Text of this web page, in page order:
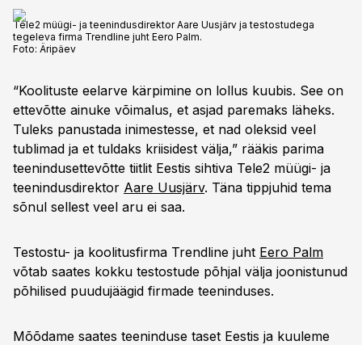
Tele2 müügi- ja teenindusdirektor Aare Uusjärv ja testostudega
tegeleva firma Trendline juht Eero Palm.
Foto: Äripäev
“Koolituste eelarve kärpimine on lollus kuubis. See on
ettevõtte ainuke võimalus, et asjad paremaks läheks.
Tuleks panustada inimestesse, et nad oleksid veel
tublimad ja et tuldaks kriisidest välja,” rääkis parima
teenindusettevõtte tiitlit Eestis sihtiva Tele2 müügi- ja
teenindusdirektor Aare Uusjärv. Täna tippjuhid tema
sõnul sellest veel aru ei saa.
Testostu- ja koolitusfirma Trendline juht Eero Palm
võtab saates kokku testostude põhjal välja joonistunud
põhilised puudujäägid firmade teeninduses.
Mõõdame saates teeninduse taset Eestis ja kuuleme